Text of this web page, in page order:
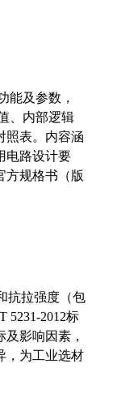
能及参数，
、内部逻辑
照表。内容涵
电路设计要
方规格书（版
抗拉强度（包
5231-2012标
影响因素，
，为工业选材